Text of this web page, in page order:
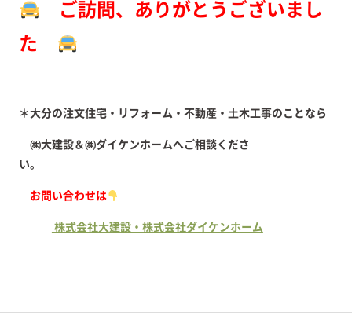
ご訪問、ありがとうございまし
た
＊大分の注文住宅・リフォーム・不動産・土木工事のことなら
㈱大建設＆㈱ダイケンホームへご相談くださ
い。
お問い合わせは
株式会社大建設・株式会社ダイケンホーム